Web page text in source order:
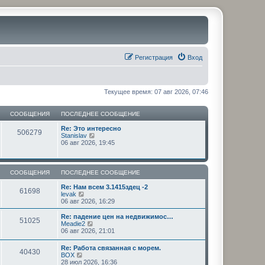
Вход
Регистрация
Текущее время: 07 авг 2026, 07:46
СООБЩЕНИЯ ПОСЛЕДНЕЕ СООБЩЕНИЕ
506279
Re: Это интересно
Stanislav
й
т
к
п
с
е
н
е
м
с
06 авг 2026, 19:45
СООБЩЕНИЯ ПОСЛЕДНЕЕ СООБЩЕНИЕ
61698
Re: Нам всем 3.1415здец -2
levak
е
р
е
й
т
п
06 авг 2026, 16:29
51025
Re: падение цен на недвижимос…
Meadie2
е
й
т
06 авг 2026, 21:01
40430
Re: Работа связанная с морем.
BOX
е
28 июл 2026, 16:36